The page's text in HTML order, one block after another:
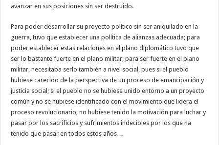
avanzar en sus posiciones sin ser destruido.
Para poder desarrollar su proyecto político sin ser aniquilado en la
guerra, tuvo que establecer una política de alianzas adecuada; para
poder establecer estas relaciones en el plano diplomático tuvo que
ser lo bastante fuerte en el plano militar; para ser fuerte en el plano
militar, necesitaba serlo también a nivel social, pues si el pueblo
hubiese carecido de la perspectiva de un proceso de emancipación y
justicia social; si el pueblo no se hubiese unido entorno a un proyecto
común y no se hubiese identificado con el movimiento que lidera el
proceso revolucionario, no hubiese tenido la motivación para luchar y
pasar por los sacrificios y sufrimientos indecibles por los que ha
tenido que pasar en todos estos años…